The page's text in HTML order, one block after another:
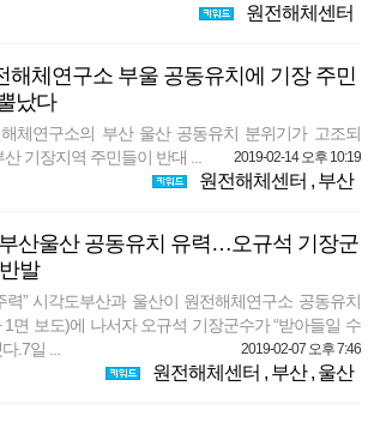
원전해체센터
해체연구소 부울 공동유치에 기장 주민
났다
체연구소의 부산 울산 공동유치 분위기가 고조되
산 기장지역 주민들이 반대 ...
2019-02-14 오후 10:19
원전해체센터 , 부산
산울산 공동유치 유력…오규석 기장군
발
” 시각도부산과 울산이 원전해체연구소 공동유치
면 보도)에 나서자 오규석 기장군수가 “받아들일 수
.7일 ...
2019-02-07 오후 7:46
원전해체센터 , 부산, 울산